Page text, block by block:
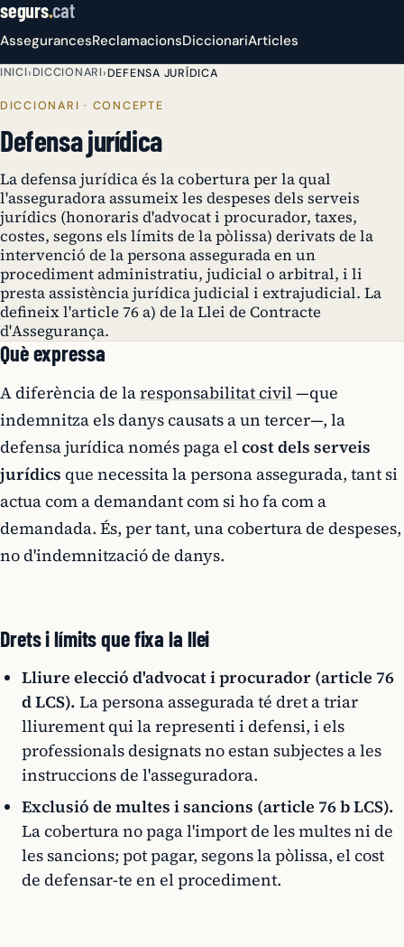
segurs.cat
AssegurancesReclamacionsDiccionariArticles
INICI›DICCIONARI›DEFENSA JURÍDICA
DICCIONARI · CONCEPTE
Defensa jurídica
La defensa jurídica és la cobertura per la qual
l'asseguradora assumeix les despeses dels serveis
jurídics (honoraris d'advocat i procurador, taxes,
costes, segons els límits de la pòlissa) derivats de la
intervenció de la persona assegurada en un
procediment administratiu, judicial o arbitral, i li
presta assistència jurídica judicial i extrajudicial. La
defineix l'article 76 a) de la Llei de Contracte
d'Assegurança.
Què expressa
A diferència de laresponsabilitat civil—que
indemnitza els danys causats a un tercer—, la
defensa jurídica només paga elcost dels serveis
jurídics que necessita la persona assegurada, tant si
actua com a demandant com si ho fa com a
demandada. És, per tant, una cobertura de despeses,
no d'indemnització de danys.
Drets i límits que fixa la llei
Lliure elecció d'advocat i procurador (article 76
d LCS). La persona assegurada té dret a triar
lliurement qui la representi i defensi, i els
professionals designats no estan subjectes a les
instruccions de l'asseguradora.
Exclusió de multes i sancions (article 76 b LCS).
La cobertura no paga l'import de les multes ni de
les sancions; pot pagar, segons la pòlissa, el cost
de defensar-te en el procediment.